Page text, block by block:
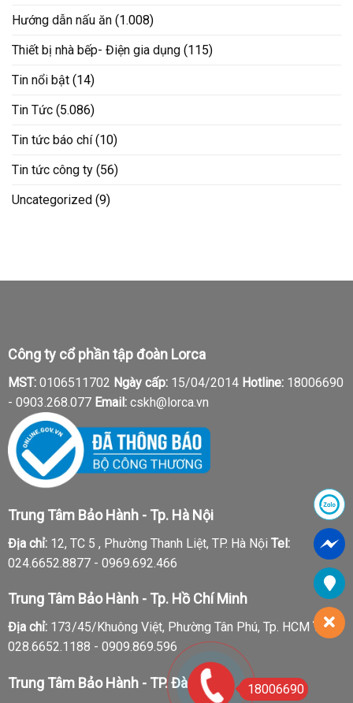
Hướng dẫn nấu ăn (1.008)
Thiết bị nhà bếp- Điện gia dụng (115)
Tin nổi bật (14)
Tin Tức (5.086)
Tin tức báo chí(10)
Tin tức công ty (56)
Uncategorized (9)
Công ty cổ phần tập đoàn Lorca
MST:0106511702 Ngày cấp:15/04/2014 Hotline:18006690
- 0903.268.077 Email:cskh@lorca.vn
Trung Tâm Bảo Hành - Tp. Hà Nội
Địa chỉ:12, TC 5 , Phường Thanh Liệt, TP. Hà Nội Tel:
024.6652.8877 - 0969.692.466
Trung Tâm Bảo Hành - Tp. Hồ Chí Minh
Địa chỉ:173/45/Khuông Việt, Phường Tân Phú, Tp. HCM Tel:
028.6652.1188 - 0909.869.596
Trung Tâm Bảo Hành - TP. Đà Nẵng 18006690